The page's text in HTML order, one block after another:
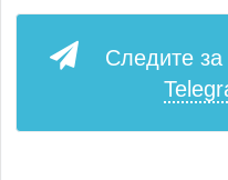
Следите